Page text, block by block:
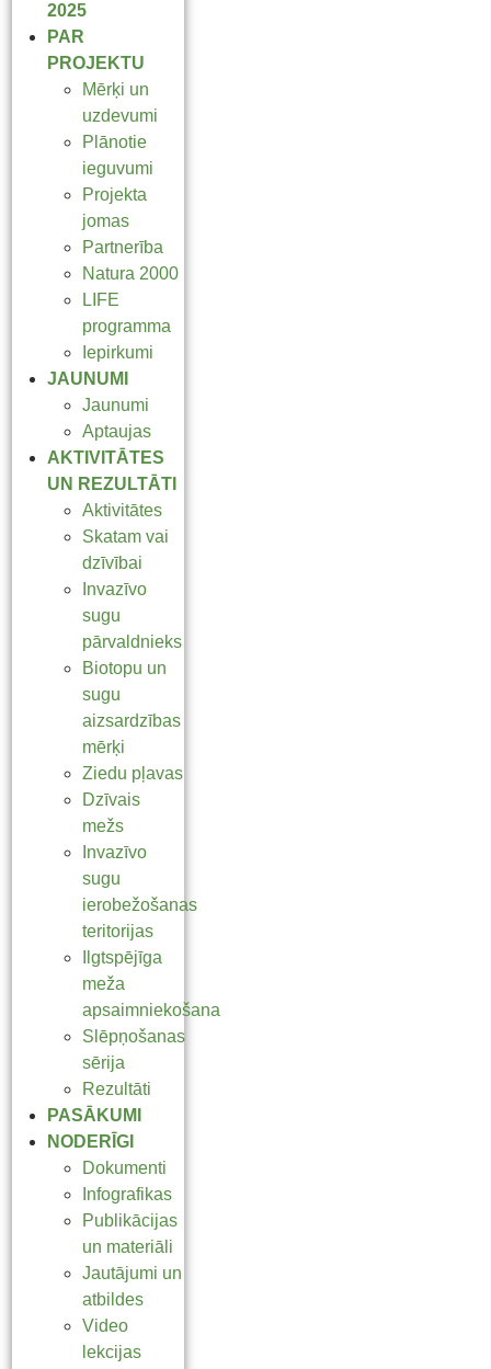
2025
PAR
PROJEKTU
Mērķi un
uzdevumi
Plānotie
ieguvumi
Projekta
jomas
Partnerība
Natura 2000
LIFE
programma
Iepirkumi
JAUNUMI
Jaunumi
Aptaujas
AKTIVITĀTES
UN REZULTĀTI
Aktivitātes
Skatam vai
dzīvībai
Invazīvo
sugu
pārvaldnieks
Biotopu un
sugu
aizsardzības
mērķi
Ziedu pļavas
Dzīvais
mežs
Invazīvo
sugu
ierobežošanas
teritorijas
Ilgtspējīga
meža
apsaimniekošana
Slēpņošanas
sērija
Rezultāti
PASĀKUMI
NODERĪGI
Dokumenti
Infografikas
Publikācijas
un materiāli
Jautājumi un
atbildes
Video
lekcijas